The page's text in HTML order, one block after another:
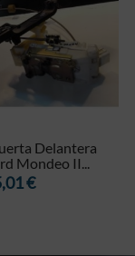
Delantera
Mondeo II...
€